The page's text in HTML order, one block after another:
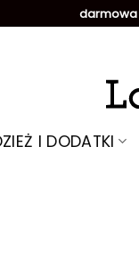
darmowa
I DODATKI